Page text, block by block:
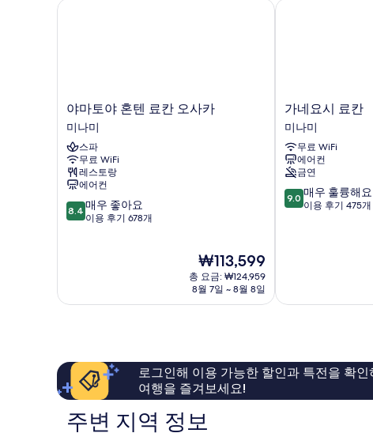
두
야
마
토
야
혼
텐
료
칸
오
야마토야 혼텐 료칸 오사카
미나미
스파
무료 WiFi
레스토랑
에어컨
10
점
매
요,
이
용
후
기
8.4 매우 좋아요
이용 후기 678개
현
재
요
₩113,599
총 요금: ₩124,959
8월 7일 ~ 8월 8일
야마토야 혼텐 료칸 오사카
가
네
요
시
료
칸
미
나
가네요시 료칸
미나미
무료 WiFi
에어컨
금연
10
점
우
요,
이
후
9.0 매우 훌륭해요
이용 후기 475개
가네요시 료칸
로그인해 이용 가능한 할인과 특전을 확
여행을 즐겨보세요!
주변 지역 정보